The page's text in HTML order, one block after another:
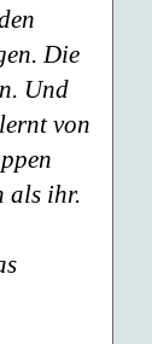
Die
Und
von
als ihr.